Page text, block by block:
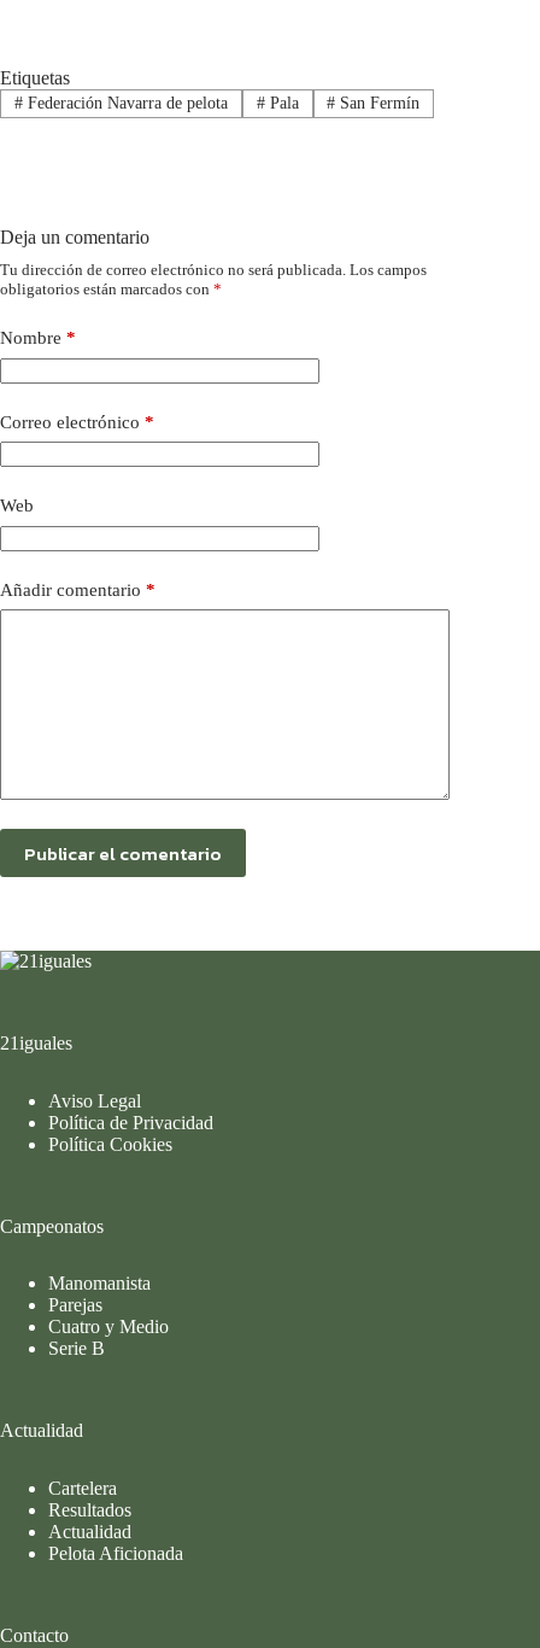
Etiquetas
#Federación Navarra de pelota #Pala # San Fermín
Deja un comentario
Tu dirección de correo electrónico no será publicada. Los campos
obligatorios están marcados con *
Nombre *
Correo electrónico *
Web
Añadir comentario *
Publicar el comentario
21iguales
Aviso Legal
Política de Privacidad
Política Cookies
Campeonatos
Manomanista
Parejas
Cuatro y Medio
Serie B
Actualidad
Cartelera
Resultados
Actualidad
Pelota Aficionada
Contacto